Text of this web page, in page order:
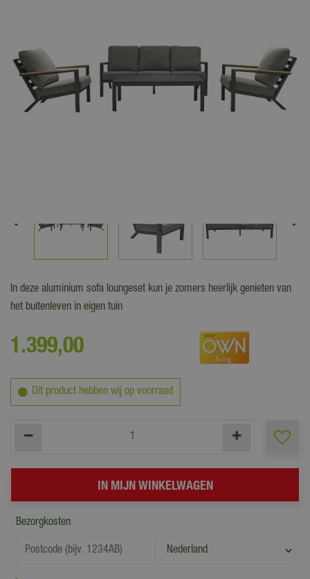
In deze aluminium sofa loungeset kun je zomers heerlijk genieten van
het buitenleven in eigen tuin
1.399,00
Dit product hebben wij op voorraad
Bezorgkosten